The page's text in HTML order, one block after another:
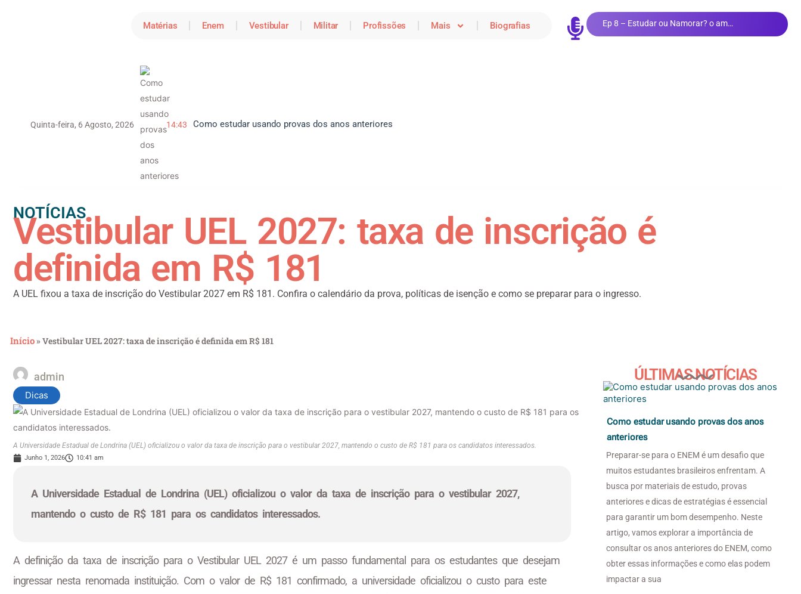
Matérias Enem Vestibular Militar Profissões Mais Biografias Ep 8 – Estudar ou Namorar? o amor e os estudos
Quinta-feira, 6 Agosto, 2026 14:43 Como estudar usando provas dos anos anteriores
NOTÍCIAS
Vestibular UEL 2027: taxa de inscrição é
definida em R$ 181
A UEL fixou a taxa de inscrição do Vestibular 2027 em R$ 181. Confira o calendário da prova, políticas de isenção e como se preparar para o ingresso.
Início»Vestibular UEL 2027: taxa de inscrição é definida em R$ 181
admin
Dicas
A Universidade Estadual de Londrina (UEL) oficializou o valor da taxa de inscrição para o vestibular 2027, mantendo o custo de R$ 181 para os candidatos interessados.
Junho 1, 2026 10:41 am
A Universidade Estadual de Londrina (UEL) oficializou o valor da taxa de inscrição para o vestibular 2027,
mantendo o custo de R$ 181 para os candidatos interessados.
A definição da taxa de inscrição para o Vestibular UEL 2027 é um passo fundamental para os estudantes que desejam
ingressar nesta renomada instituição. Com o valor de R$ 181 confirmado, a universidade oficializou o custo para este
ÚLTIMAS NOTÍCIAS
Como estudar usando provas dos anos
anteriores
Preparar-se para o ENEM é um desafio que
muitos estudantes brasileiros enfrentam. A
busca por materiais de estudo, provas
anteriores e dicas de estratégias é essencial
para garantir um bom desempenho. Neste
artigo, vamos explorar a importância de
consultar os anos anteriores do ENEM, como
obter essas informações e como elas podem
impactar a sua